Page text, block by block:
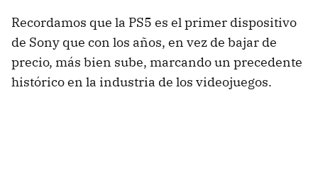
Recordamos que la PS5 es el primer dispositivo
de Sony que con los años, en vez de bajar de
precio, más bien sube, marcando un precedente
histórico en la industria de los videojuegos.